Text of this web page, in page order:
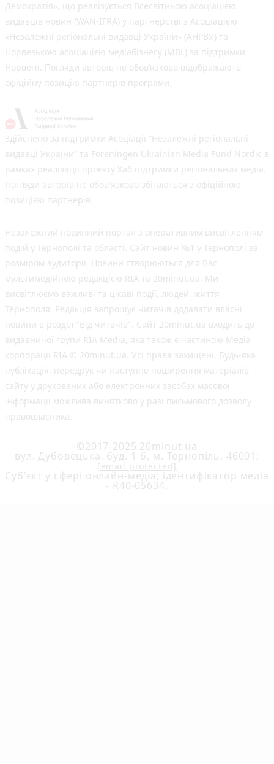
Демократія», що реалізується Всесвітньою асоціацією
видавців новин (WAN-IFRA) у партнерстві з Асоціацією
«Незалежні регіональні видавці України» (АНРВУ) та
Норвезькою асоціацією медіабізнесу (MBL) за підтримки
Норвегії. Погляди авторів не обов’язково відображають
офіційну позицію партнерів програми.
Здійснено за підтримки Асоціації “Незалежні регіональні
видавці України” та Foreningen Ukrainian Media Fund Nordic в
рамках реалізації проєкту Хаб підтримки регіональних медіа.
Погляди авторів не обов'язково збігаються з офіційною
позицією партнерів
Незалежний новинний портал з оперативним висвітленням
подій у Тернополі та області. Сайт новин №1 у Тернополі за
розміром аудиторії. Новини створюються для Вас
мультимедійною редакцією RIA та 20minut.ua. Ми
висвітлюємо важливі та цікаві події, людей, життя
Тернополя. Редакція запрошує читачів додавати власні
новини в розділ "Від читачів". Сайт 20minut.ua входить до
видавничої групи RIA Media, яка також є частиною Медіа
корпорації RIA © 20minut.ua. Усі права захищені. Будь-яка
публiкацiя, передрук чи наступне поширення матеріалів
сайту у друкованих або електронних засобах масової
інформації можлива винятково у разі письмового дозволу
правовласника.
©2017-2025 20minut.ua
вул. Дубовецька, буд. 1-б, м. Тернопіль, 46001;
[email protected]
Cуб'єкт у сфері онлайн-медіа; ідентифікатор медіа
- R40-05634.